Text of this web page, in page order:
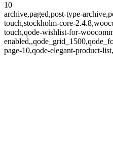
10
archive,paged,post-type-
touch,stockholm-core-
touch,qode-wishlist-for-
page-10,qode-elegant-product-